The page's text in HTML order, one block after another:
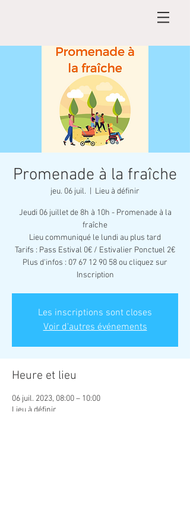
Promenade à la fraîche
jeu. 06 juil. Lieu à définir
Jeudi 06 juillet de 8h à 10h - Promenade à la
fraîche
Lieu communiqué le lundi au plus tard
Tarifs : Pass Estival 0€ / Estivalier Ponctuel 2€
Plus d'infos : 07 67 12 90 58 ou cliquez sur
Inscription
Les inscriptions sont closes
Voir d'autres événements
Heure et lieu
06 juil. 2023, 08:00 – 10:00
Lieu à définir